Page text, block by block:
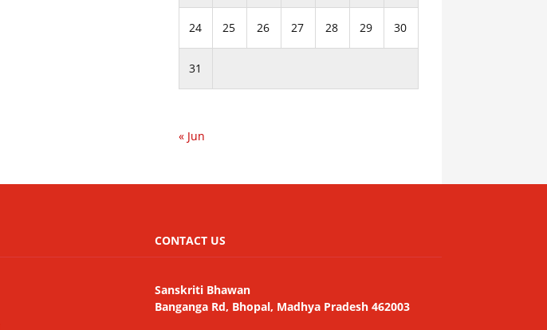
24 25 26 27 28 29 30
31
« Jun
CONTACT US
Sanskriti Bhawan
Banganga Rd, Bhopal, Madhya Pradesh 462003